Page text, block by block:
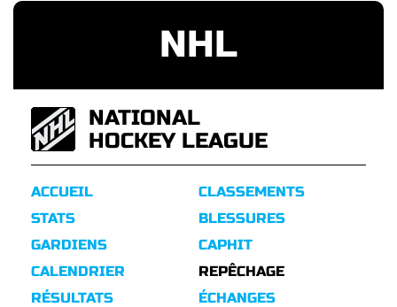
NHL
NATIONAL
HOCKEY LEAGUE
ACCUEIL
STATS
GARDIENS
CALENDRIER
RÉSULTATS
CLASSEMENTS
BLESSURES
CAPHIT
REPÊCHAGE
ÉCHANGES